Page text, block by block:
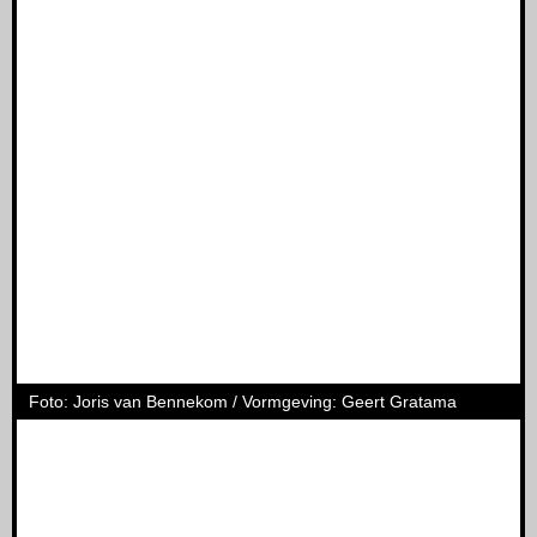
Foto: Joris van Bennekom / Vormgeving: Geert Gratama